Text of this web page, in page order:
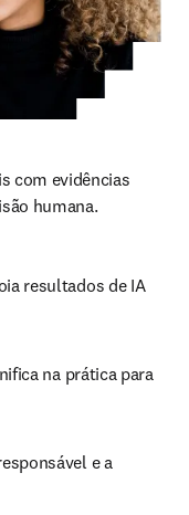
com evidências
humana.
resultados de IA
na prática para
e a